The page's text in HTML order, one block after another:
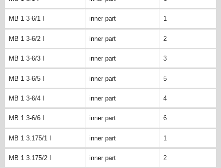
MB 1 3-6/1 I inner part 1
MB 1 3-6/2 I inner part 2
MB 1 3-6/3 I inner part 3
MB 1 3-6/5 I inner part 5
MB 1 3-6/4 I inner part 4
MB 1 3-6/6 I inner part 6
MB 1 3.175/1 I inner part 1
MB 1 3.175/2 I inner part 2